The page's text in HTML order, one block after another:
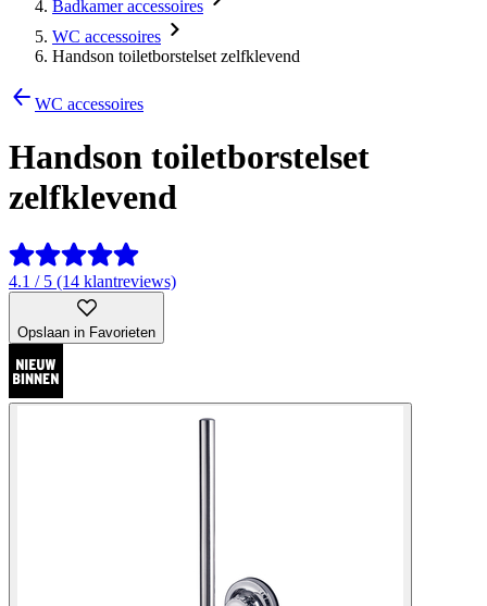
Badkamer accessoires
WC accessoires
Handson toiletborstelset zelfklevend
WC accessoires
Handson toiletborstelset
zelfklevend
4.1 / 5 (14 klantreviews)
Opslaan in Favorieten